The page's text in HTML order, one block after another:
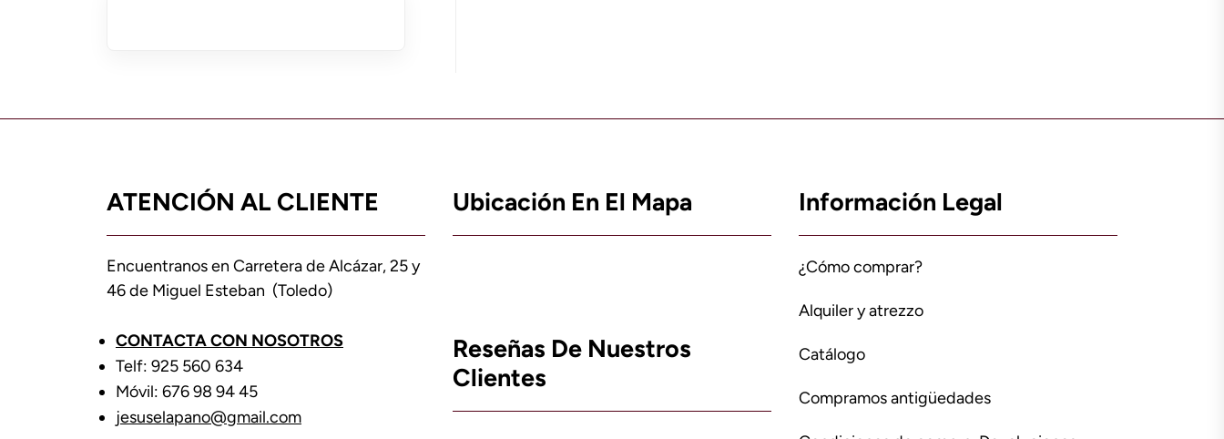
ATENCIÓN AL CLIENTE
Encuentranos en Carretera de Alcázar, 25 y
46 de Miguel Esteban (Toledo)
CONTACTA CON NOSOTROS
Telf: 925 560 634
Móvil: 676 98 94 45
jesuselapano@gmail.com
Ubicación En El Mapa
Reseñas De Nuestros
Clientes
Información Legal
¿Cómo comprar?
Alquiler y atrezzo
Catálogo
Compramos antigüedades